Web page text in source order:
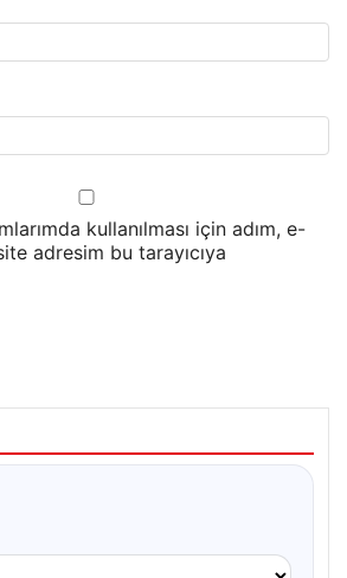
kullanılması için adım, e-
adresim bu tarayıcıya